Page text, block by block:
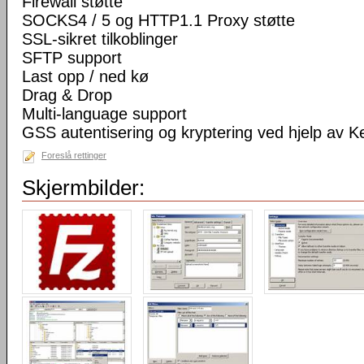
SOCKS4 / 5 og HTTP1.1 Proxy støtte
SSL-sikret tilkoblinger
SFTP support
Last opp / ned kø
Drag & Drop
Multi-language support
GSS autentisering og kryptering ved hjelp av
Foreslå rettinger
Skjermbilder: